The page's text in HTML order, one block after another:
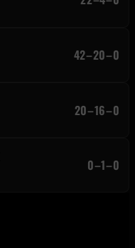
42–20–0
20–16–0
0–1–0